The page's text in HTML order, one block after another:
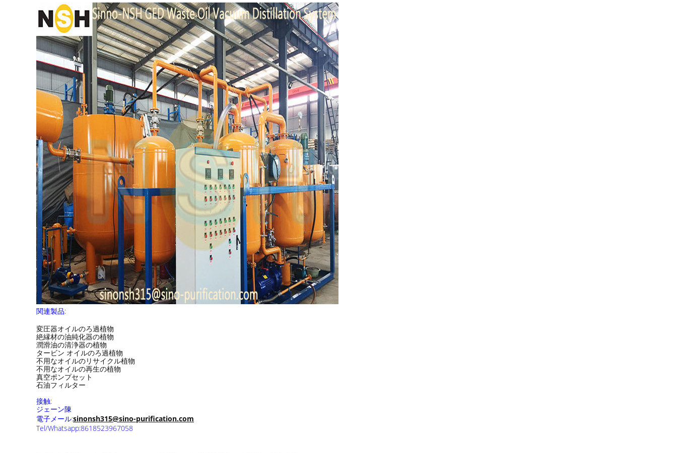
関連製品:
変圧器オイルのろ過植物
絶縁材の油純化器の植物
潤滑油の清浄器の植物
タービン オイルのろ過植物
不用なオイルのリサイクル植物
不用なオイルの再生の植物
真空ポンプセット
石油フィルター
接触:
ジェーン陳
電子メール:sinonsh315@sino-purification.com
Tel/Whatsapp:8618523967058